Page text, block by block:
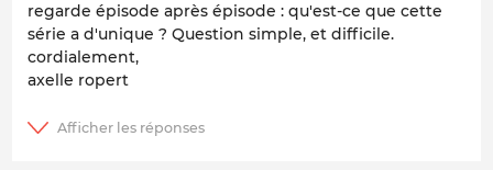
regarde épisode après épisode : qu'est-ce que cette
série a d'unique ? Question simple, et difficile.
cordialement,
axelle ropert